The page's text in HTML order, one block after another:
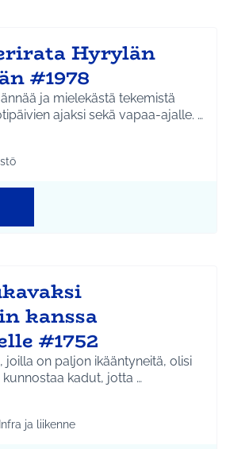
Hyrylän
#1978
ja mielekästä tekemistä
ajaksi sekä vapaa-ajalle. …
mukaan: Hyrylä
teeman mukaan: Ympäristö
kanssa
#1752
joilla on paljon ikääntyneitä, olisi
kadut, jotta …
mukaan: Koko Tuusula
tulokset teeman mukaan: Infra ja liikenne
Infra ja liikenne